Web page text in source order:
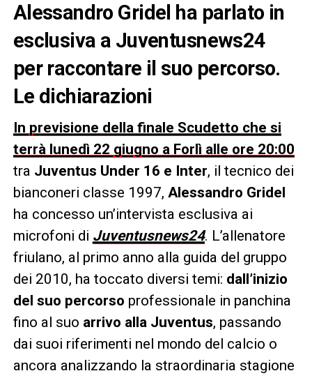
Alessandro Gridel ha parlato in
esclusiva a Juventusnews24
per raccontare il suo percorso.
Le dichiarazioni
In previsione della finale Scudetto che si
terrà lunedì 22 giugno a Forlì alle ore 20:00
tra Juventus Under 16 e Inter, il tecnico dei
bianconeri classe 1997, Alessandro Gridel
ha concesso un’intervista esclusiva ai
microfoni di Juventusnews24. L’allenatore
friulano, al primo anno alla guida del gruppo
dei 2010, ha toccato diversi temi: dall’inizio
del suo percorso professionale in panchina
fino al suo arrivo alla Juventus, passando
dai suoi riferimenti nel mondo del calcio o
ancora analizzando la straordinaria stagione